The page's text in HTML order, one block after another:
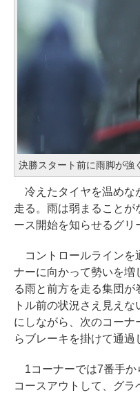
決勝スタート前に雨脚が強
冷えたタイヤを温めな
走る。雨は弱まることが
ース開始を知らせるグリ
コントロールラインを
ナーに向かって勢いを増
る雨と前方を走る集団
トル前の状況さえ見え
にしながら、次のコー
らブレーキを掛けて通過
1コーナーでは7番手か
コースアウトして、グ